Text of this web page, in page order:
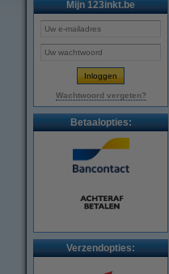
Mijn 123inkt.be
Wachtwoord vergeten?
Betaalopties:
Verzendopties: